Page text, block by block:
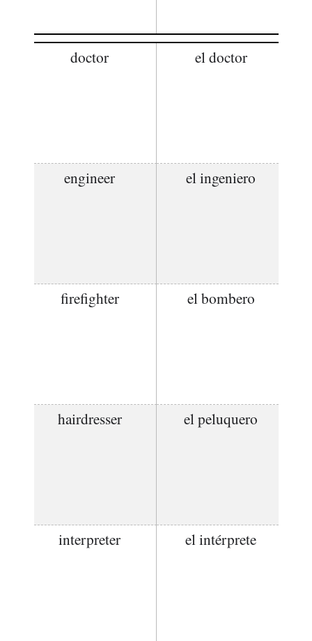
doctor el doctor
engineer el ingeniero
firefighter el bombero
hairdresser el peluquero
interpreter el intérprete